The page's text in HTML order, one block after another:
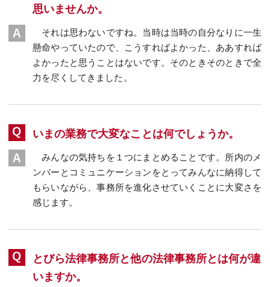
思いませんか。
それは思わないですね。当時は当時の自分なりに一生
懸命やっていたので、こうすればよかった、ああすれば
よかったと思うことはないです。そのときそのときで全
力を尽くしてきました。
いまの業務で大変なことは何でしょうか。
みんなの気持ちを１つにまとめることです。所内のメ
ンバーとコミュニケーションをとってみんなに納得して
もらいながら、事務所を進化させていくことに大変さを
感じます。
とびら法律事務所と他の法律事務所とは何が違
いますか。